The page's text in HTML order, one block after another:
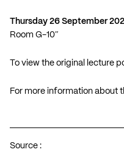
Thursday 26 September
Room G-10″
To view the original lecture
For more information about
Source :